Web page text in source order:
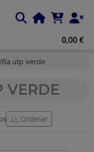
0,00 €
6a utp verde
VERDE
Ordenar